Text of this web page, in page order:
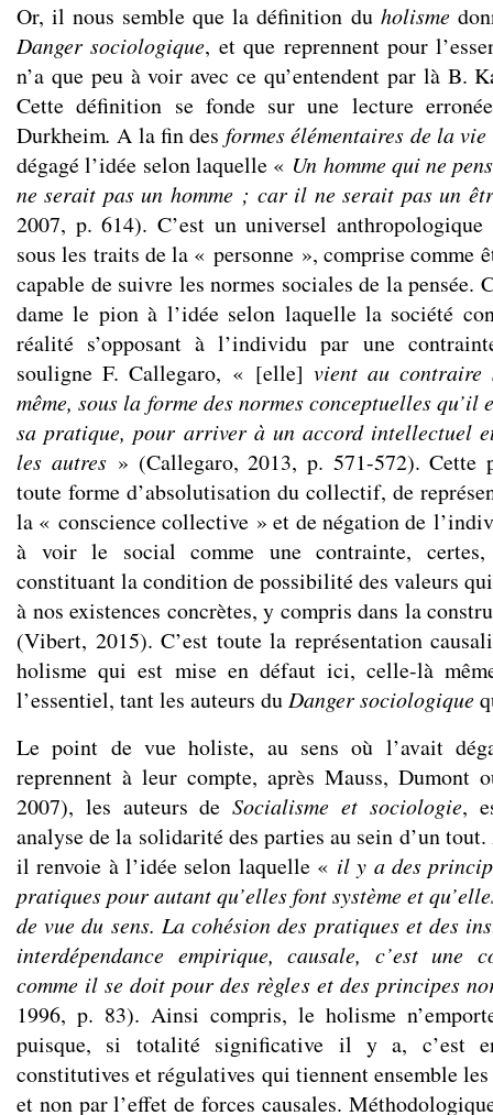
Or, il nous semble que la définition du holisme
Danger sociologique, et que reprennent pour
n’a que peu à voir avec ce qu’entendent par là B.
Cette définition se fonde sur une lecture
Durkheim. A la fin des formes élémentaires de la
dégagé l’idée selon laquelle « Un homme qui ne
ne serait pas un homme ; car il ne serait pas un
2007, p. 614). C’est un universel
sous les traits de la « personne », comprise comme
capable de suivre les normes sociales de la pensée.
dame le pion à l’idée selon laquelle la société
réalité s’opposant à l’individu par une
souligne F. Callegaro, « [elle] vient au
même, sous la forme des normes conceptuelles qu’il
sa pratique, pour arriver à un accord intellectuel
les autres» (Callegaro, 2013, p. 571-572). Cette
toute forme d’absolutisation du collectif, de
la « conscience collective » et de négation de
à voir le social comme une contrainte,
constituant la condition de possibilité des valeurs
à nos existences concrètes, y compris dans la
(Vibert, 2015). C’est toute la représentation
holisme qui est mise en défaut ici, celle-là
l’essentiel, tant les auteurs du Danger sociologique
Le point de vue holiste, au sens où l’avait
reprennent à leur compte, après Mauss, Dumont
2007), les auteurs deSocialisme et sociologie,
analyse de la solidarité des parties au sein d’un
il renvoie à l’idée selon laquelle « il y a des
pratiques pour autant qu’elles font système et
de vue du sens. La cohésion des pratiques et des
interdépendance empirique, causale, c’est une
comme il se doit pour des règles et des principes
1996, p. 83). Ainsi compris, le holisme
puisque, si totalité significative il y a, c’est
constitutives et régulatives qui tiennent ensemble
et non par l’effet de forces causales.